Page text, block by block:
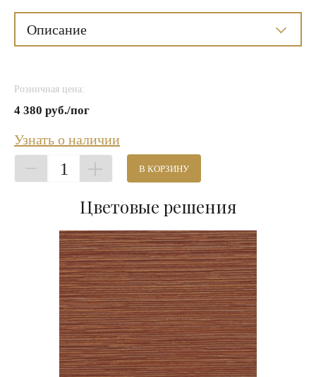
Описание
Розничная цена:
4 380 руб./пог
Узнать о наличии
1 В КОРЗИНУ
Цветовые решения